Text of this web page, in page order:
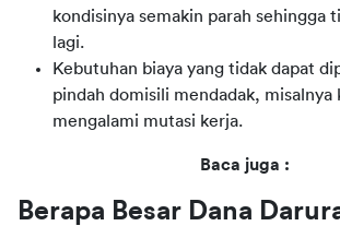
kondisinya semakin parah sehingga
lagi.
Kebutuhan biaya yang tidak dapat
pindah domisili mendadak, misalnya
mengalami mutasi kerja.
Baca juga :
Berapa Besar Dana